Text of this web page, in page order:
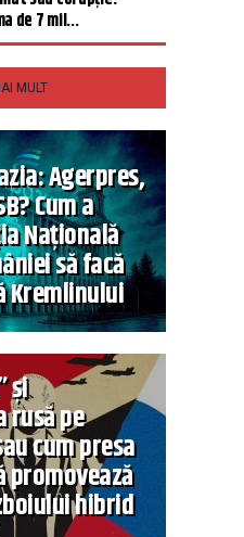
de 7 mil...
MULT
Agerpres,
Cum a
Națională
să facă
Kremlinului
și
rusă pe
cum presa
promovează
hibrid